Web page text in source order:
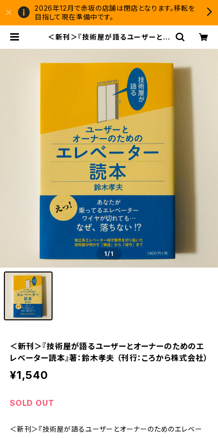
2026年12月で赤坂の店舗は閉店となります。移転を
目指して現在準備中です。
＜新刊＞『技術屋が語るユーザーとオ
社） | 双子のライオン堂 書店
1/1
＜新刊＞『技術屋が語るユーザーとオーナーのためのエ
レベーター読本』著：鈴木孝夫 （刊行：ころから株式会社）
¥1,540
SOLD OUT
＜新刊＞『技術屋が語るユーザーとオーナーのためのエレベー